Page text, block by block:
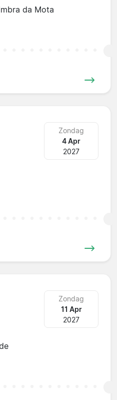
da Mota
Zondag
4 Apr
2027
Zondag
11 Apr
2027